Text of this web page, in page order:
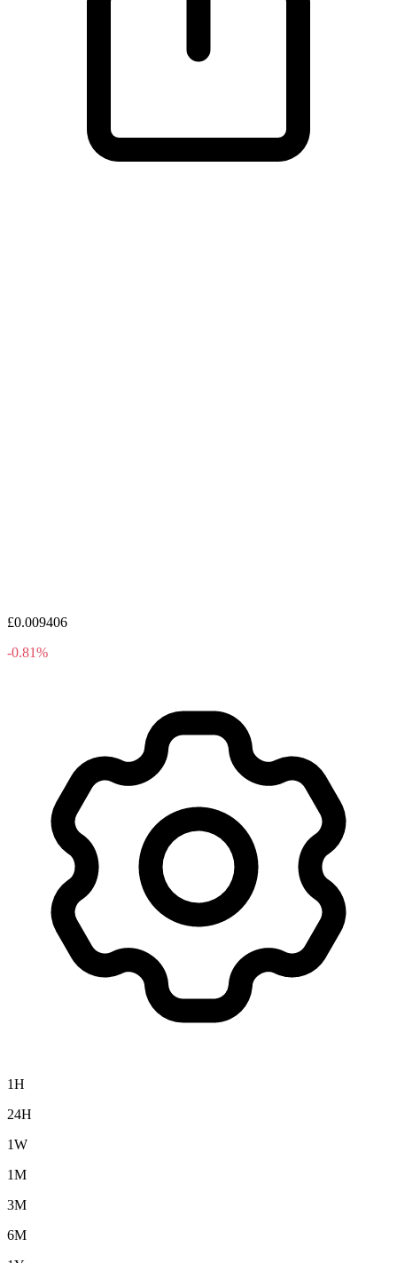
£0.009406
-0.81%
1H
24H
1W
1M
3M
6M